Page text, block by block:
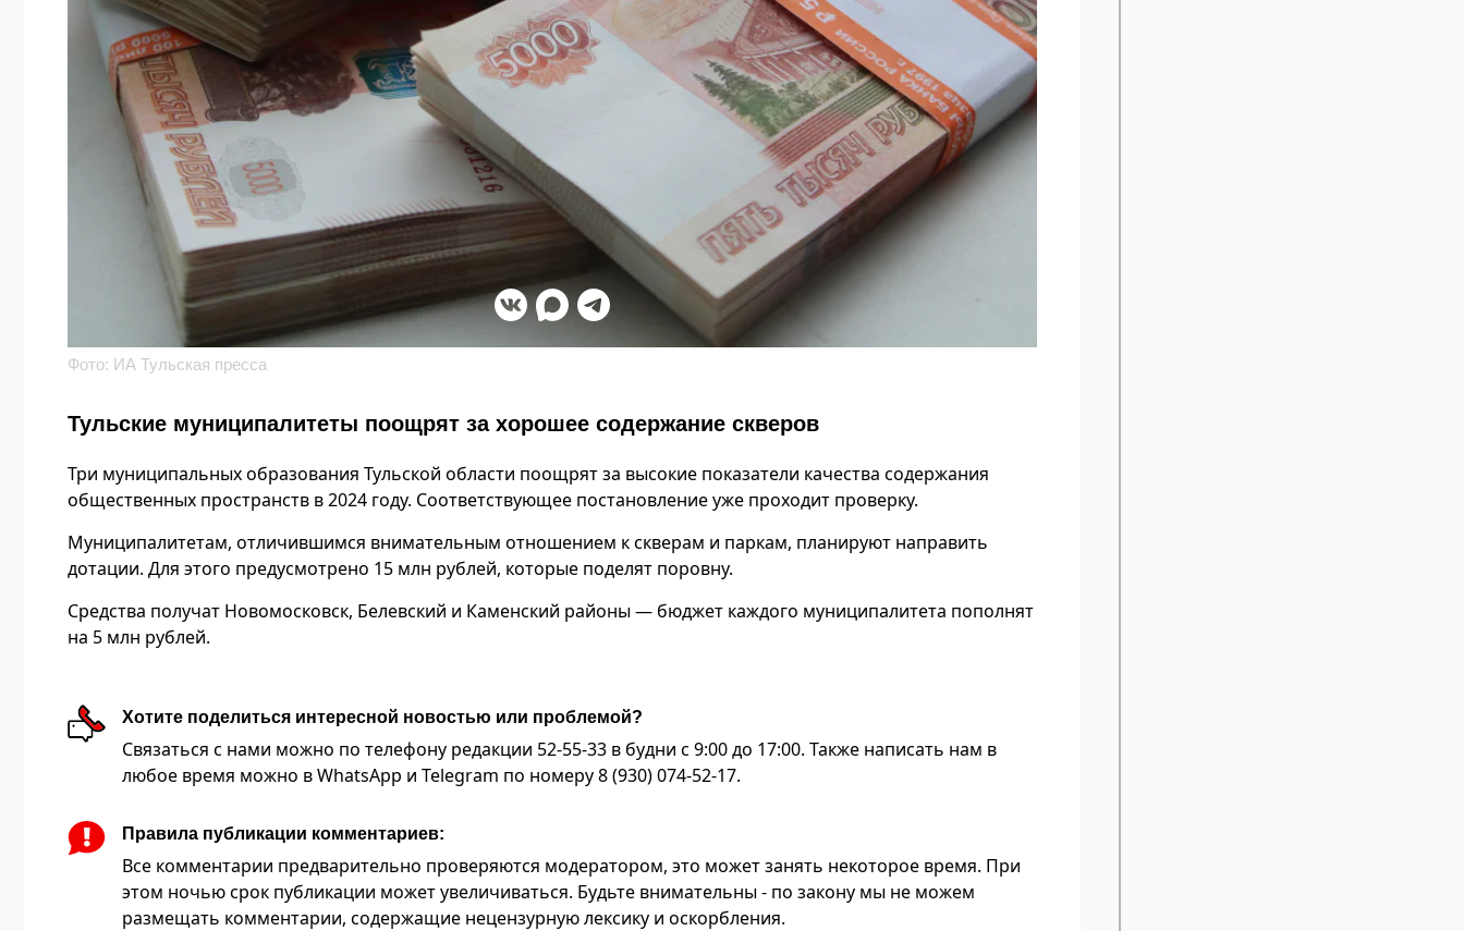
Фото: ИА Тульская пресса
Тульские муниципалитеты поощрят за хорошее содержание скверов
Три муниципальных образования Тульской области поощрят за высокие показатели качества содержания
общественных пространств в 2024 году. Соответствующее постановление уже проходит проверку.
Муниципалитетам, отличившимся внимательным отношением к скверам и паркам, планируют направить
дотации. Для этого предусмотрено 15 млн рублей, которые поделят поровну.
Средства получат Новомосковск, Белевский и Каменский районы — бюджет каждого муниципалитета пополнят
на 5 млн рублей.
Хотите поделиться интересной новостью или проблемой?
Связаться с нами можно по телефону редакции 52-55-33 в будни с 9:00 до 17:00. Также написать нам в
любое время можно в WhatsApp и Telegram по номеру 8 (930) 074-52-17.
Правила публикации комментариев:
Все комментарии предварительно проверяются модератором, это может занять некоторое время. При
этом ночью срок публикации может увеличиваться. Будьте внимательны - по закону мы не можем
размещать комментарии, содержащие нецензурную лексику и оскорбления.